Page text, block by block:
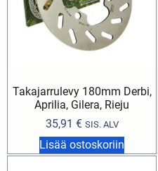
Takajarrulevy 180mm Derbi,
Aprilia, Gilera, Rieju
35,91 € SIS. ALV
Lisää ostoskoriin